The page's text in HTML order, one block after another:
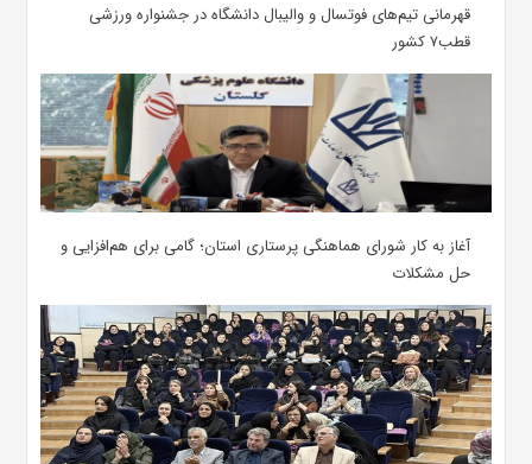
قهرمانی تیم‌های فوتسال و والیبال دانشگاه در جشنواره ورزشی
قطب۷ کشور
آغاز به کار شورای هماهنگی پرستاری استان؛ گامی برای هم‌افزایی و
حل مشکلات